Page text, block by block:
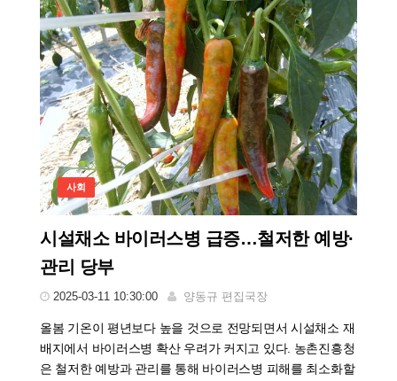
사회
시설채소 바이러스병 급증…철저한 예방·
관리 당부
2025-03-11 10:30:00 양동규 편집국장
올봄 기온이 평년보다 높을 것으로 전망되면서 시설채소 재
배지에서 바이러스병 확산 우려가 커지고 있다. 농촌진흥청
은 철저한 예방과 관리를 통해 바이러스병 피해를 최소화할